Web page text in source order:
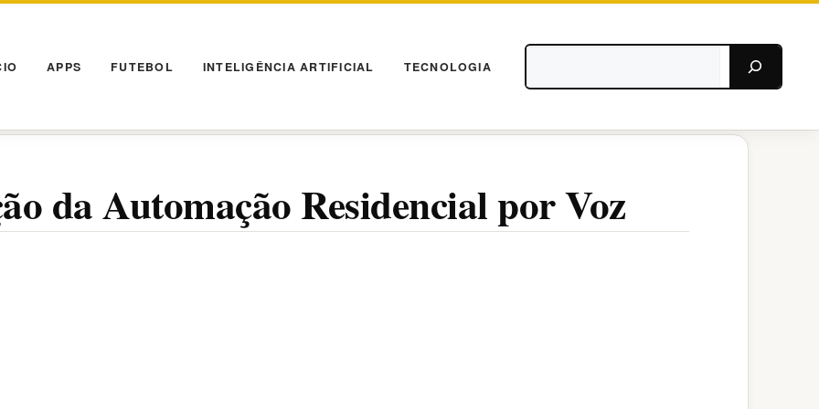
APPS FUTEBOL INTELIGÊNCIA ARTIFICIAL TECNOLOGIA
da Automação Residencial por Voz